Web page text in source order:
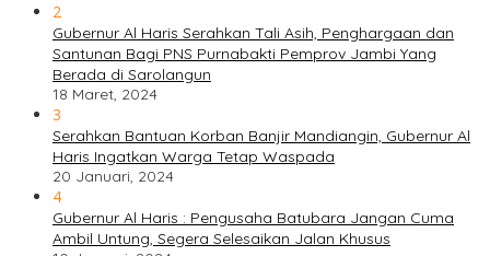
2
Gubernur Al Haris Serahkan Tali Asih, Penghargaan dan
Santunan Bagi PNS Purnabakti Pemprov Jambi Yang
Berada di Sarolangun
18 Maret, 2024
3
Serahkan Bantuan Korban Banjir Mandiangin, Gubernur Al
Haris Ingatkan Warga Tetap Waspada
20 Januari, 2024
4
Gubernur Al Haris : Pengusaha Batubara Jangan Cuma
Ambil Untung, Segera Selesaikan Jalan Khusus